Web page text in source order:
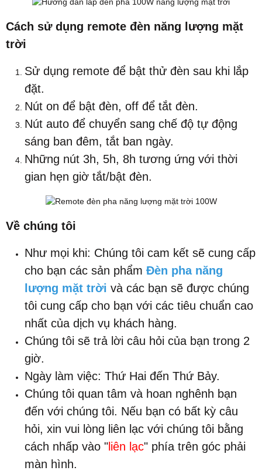
Cách sử dụng remote đèn năng lượng mặt
trời
Sử dụng remote để bật thử đèn sau khi lắp
đặt.
Nút on để bật đèn, off để tắt đèn.
Nút auto để chuyển sang chế độ tự động
sáng ban đêm, tắt ban ngày.
Những nút 3h, 5h, 8h tương ứng với thời
gian hẹn giờ tắt/bật đèn.
Về chúng tôi
Như mọi khi: Chúng tôi cam kết sẽ cung cấp
cho bạn các sản phẩm Đèn pha năng
lượng mặt trời và các bạn sẽ được chúng
tôi cung cấp cho bạn với các tiêu chuẩn cao
nhất của dịch vụ khách hàng.
Chúng tôi sẽ trả lời câu hỏi của bạn trong 2
giờ.
Ngày làm việc: Thứ Hai đến Thứ Bảy.
Chúng tôi quan tâm và hoan nghênh bạn
đến với chúng tôi. Nếu bạn có bất kỳ câu
hỏi, xin vui lòng liên lạc với chúng tôi bằng
cách nhấp vào "liên lạc" phía trên góc phải
màn hình.